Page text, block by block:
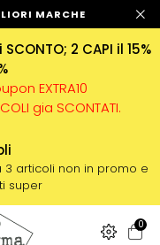
MARCHE
2 CAPI il 15%
EXTRA10
gia SCONTATI.
3 articoli non in promo e
super
0